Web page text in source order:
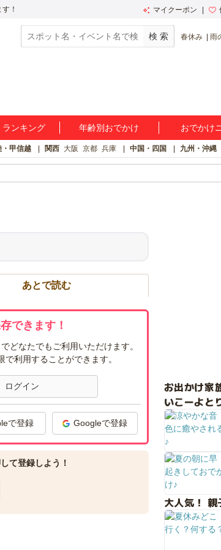
！ マイクーポン
春休み 雨
ランキング 年齢別おでかけ おでかけ
・甲信越 関西 大阪 京都 兵庫 中国・四国 九州・沖縄
あとで読む
できます！
どなたでもご利用いただけます。
利用することができます。
ログイン
で登録 Googleで登録
て登録しよう！
お出かけ家
いこーよと
大人気！